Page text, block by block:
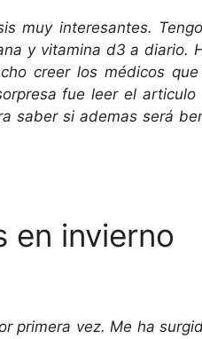
muy interesantes.
y vitamina d3 a diario.
creer los médicos
fue leer el
saber si ademas será
en invierno
primera vez. Me ha